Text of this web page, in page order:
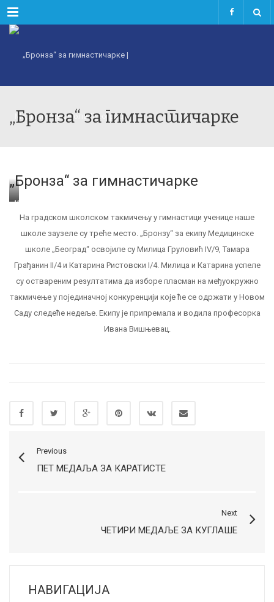
Menu
„Бронза“ за гимнастичарке
„Бронза“ за гимнастичарке
НА
ПОБЕДНИЧКОМ
Милица
и
лева)
трећепласиране
На градском школском такмичењу у гимнастици ученице наше
школе заузеле су треће место. „Бронзу“ за екипу Медицинске
школе „Београд“ освојиле су Милица Груловић IV/9, Тамара
Грађанин II/4 и Катарина Ристовски I/4. Милица и Катарина успеле
су оствареним резултатима да изборе пласман на међуокружно
такмичење у појединачној конкуренцији које ће се одржати у Новом
Саду следеће недеље. Екипу је припремала и водила професорка
Ивана Вишњевац.
Previous
ПЕТ МЕДАЉА ЗА КАРАТИСТЕ
Next
ЧЕТИРИ МЕДАЉЕ ЗА КУГЛАШЕ
НАВИГАЦИЈА